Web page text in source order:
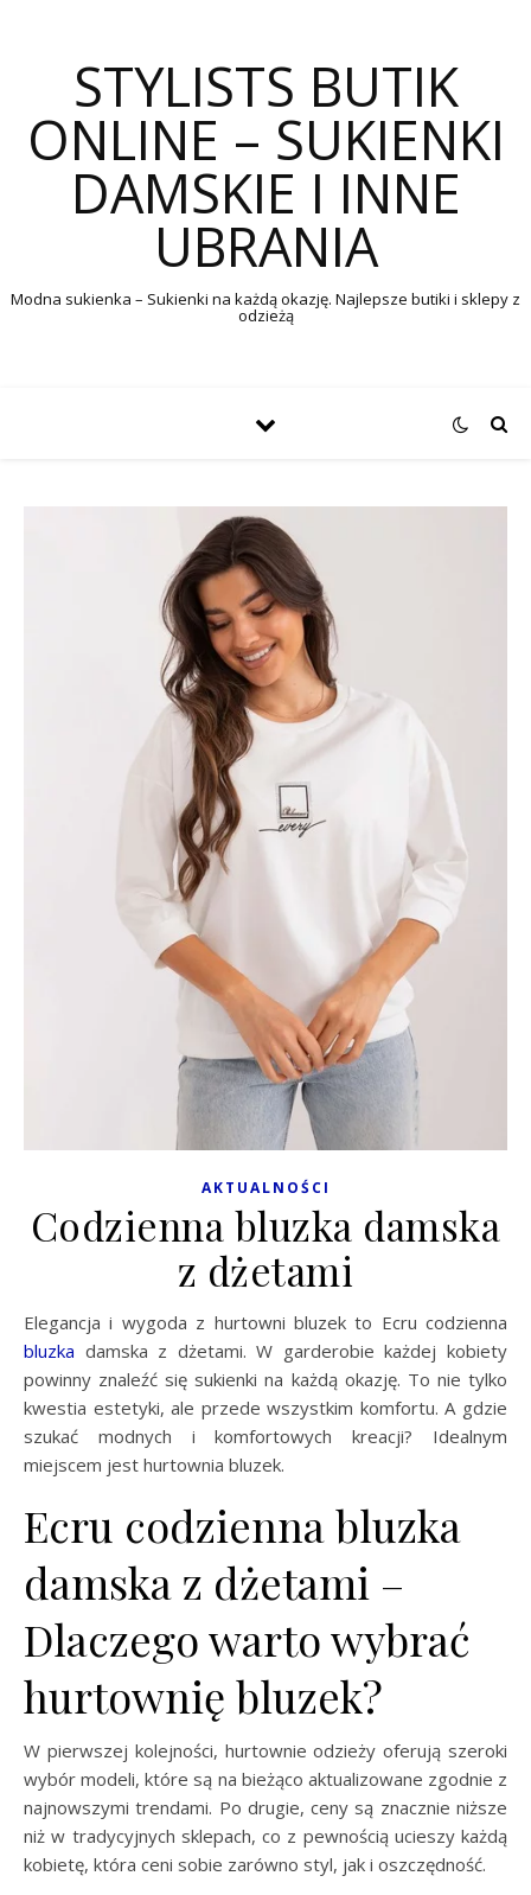
STYLISTS BUTIK
ONLINE – SUKIENKI
DAMSKIE I INNE
UBRANIA
Modna sukienka – Sukienki na każdą okazję. Najlepsze butiki i sklepy z
odzieżą
AKTUALNOŚCI
Codzienna bluzka damska
z dżetami
Elegancja i wygoda z hurtowni bluzek to Ecru codzienna
bluzka damska z dżetami. W garderobie każdej kobiety
powinny znaleźć się sukienki na każdą okazję. To nie tylko
kwestia estetyki, ale przede wszystkim komfortu. A gdzie
szukać modnych i komfortowych kreacji? Idealnym
miejscem jest hurtownia bluzek.
Ecru codzienna bluzka
damska z dżetami –
Dlaczego warto wybrać
hurtownię bluzek?
W pierwszej kolejności, hurtownie odzieży oferują szeroki
wybór modeli, które są na bieżąco aktualizowane zgodnie z
najnowszymi trendami. Po drugie, ceny są znacznie niższe
niż w tradycyjnych sklepach, co z pewnością ucieszy każdą
kobietę, która ceni sobie zarówno styl, jak i oszczędność.